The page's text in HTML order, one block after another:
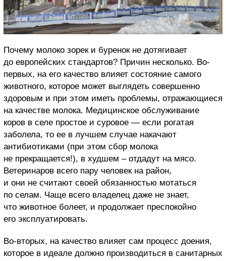
Почему молоко зорек и буренок не дотягивает
до европейских стандартов? Причин несколько. Во-
первых, на его качество влияет состояние самого
животного, которое может выглядеть совершенно
здоровым и при этом иметь проблемы, отражающиеся
на качестве молока. Медицинское обслуживание
коров в селе простое и суровое — если рогатая
заболела, то ее в лучшем случае накачают
антибиотиками (при этом сбор молока
не прекращается!), в худшем – отдадут на мясо.
Ветеринаров всего пару человек на район,
и они не считают своей обязанностью мотаться
по селам. Чаще всего владелец даже не знает,
что животное болеет, и продолжает преспокойно
его эксплуатировать.
Во-вторых, на качество влияет сам процесс доения,
которое в идеале должно производиться в санитарных